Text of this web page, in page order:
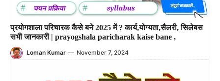
प्रयोगशाला परिचारक कैसे बने 2025 में ? कार्य,योग्यता,सैलरी, सिलेबस
सभी जानकारी | prayogshala paricharak kaise bane ,
Loman Kumar — November 7, 2024